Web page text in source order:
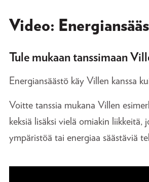
Video:
Tule mukaan tanssimaan
Energiansäästö käy Villen kanssa
Voitte tanssia mukana Villen
keksiä lisäksi vielä omiakin liikkeitä,
ympäristöä tai energiaa säästäviä